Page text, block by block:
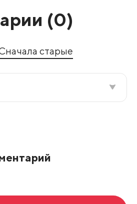
(0)
старые